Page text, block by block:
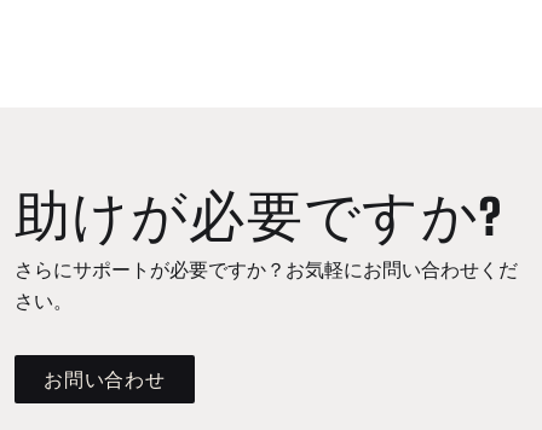
助けが必要ですか?
さらにサポートが必要ですか？お気軽にお問い合わせくだ
さい。
お問い合わせ